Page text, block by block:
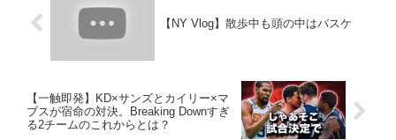
【NY Vlog】散歩中も頭の中はバスケ
【一触即発】KD×サンズとカイリー×マ
ブスが宿命の対決。Breaking Downすぎ
る2チームのこれからとは？